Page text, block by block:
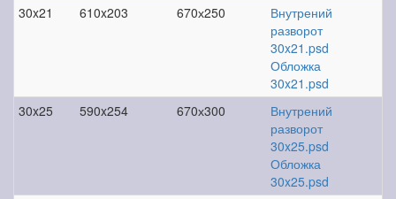
30x21
610x203 670х250
Внутрений
разворот
30x21.psd
Обложка
30x21.psd
30x25
590x254 670х300
Внутрений
разворот
30x25.psd
Обложка
30x25.psd